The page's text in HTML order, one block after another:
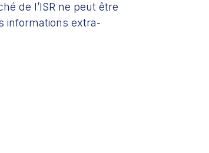
de l’ISR ne peut être
informations extra-